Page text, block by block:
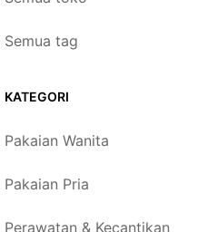
Semua tag
KATEGORI
Pakaian Wanita
Pakaian Pria
Perawatan & Kecantikan